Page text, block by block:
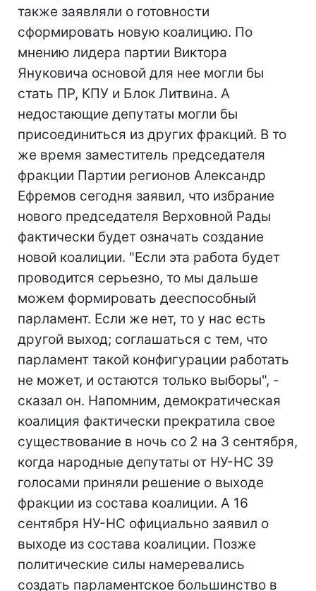
также заявляли о готовности
сформировать новую коалицию. По
мнению лидера партии Виктора
Януковича основой для нее могли бы
стать ПР, КПУ и Блок Литвина. А
недостающие депутаты могли бы
присоединиться из других фракций. В то
же время заместитель председателя
фракции Партии регионов Александр
Ефремов сегодня заявил, что избрание
нового председателя Верховной Рады
фактически будет означать создание
новой коалиции. "Если эта работа будет
проводится серьезно, то мы дальше
можем формировать дееспособный
парламент. Если же нет, то у нас есть
другой выход; соглашаться с тем, что
парламент такой конфигурации работать
не может, и остаются только выборы", -
сказал он. Напомним, демократическая
коалиция фактически прекратила свое
существование в ночь со 2 на 3 сентября,
когда народные депутаты от НУ-НС 39
голосами приняли решение о выходе
фракции из состава коалиции. А 16
сентября НУ-НС официально заявил о
выходе из состава коалиции. Позже
политические силы намеревались
создать парламентское большинство в